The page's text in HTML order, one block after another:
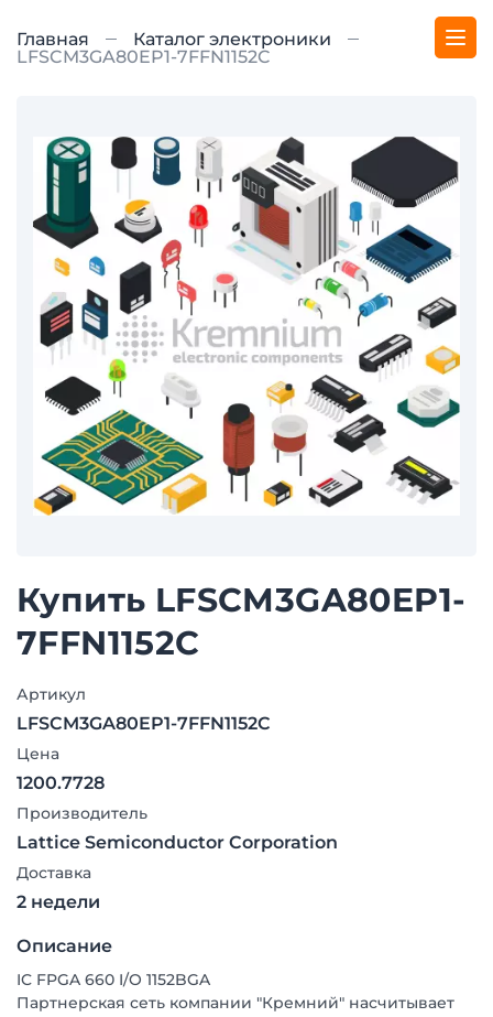
Главная
Каталог электроники
LFSCM3GA80EP1-7FFN1152C
Купить LFSCM3GA80EP1-
7FFN1152C
Артикул
LFSCM3GA80EP1-7FFN1152C
Цена
1200.7728
Производитель
Lattice Semiconductor Corporation
Доставка
2 недели
Описание
IC FPGA 660 I/O 1152BGA
Партнерская сеть компании "Кремний" насчитывает